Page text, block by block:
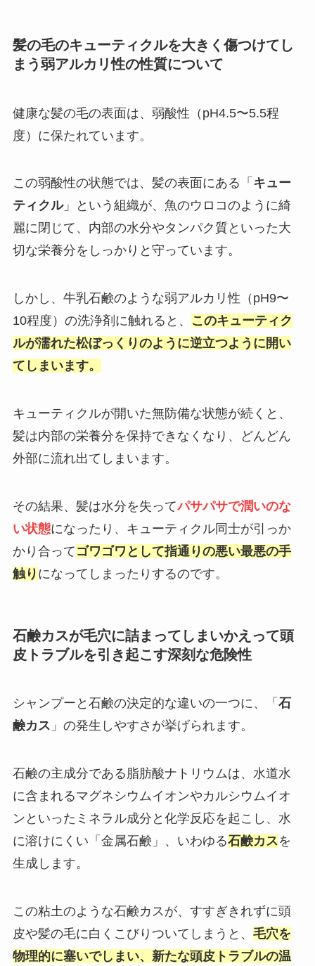
髪の毛のキューティクルを大きく傷つけてし
まう弱アルカリ性の性質について
健康な髪の毛の表面は、弱酸性（pH4.5〜5.5程
度）に保たれています。
この弱酸性の状態では、髪の表面にある「 キュー
ティクル」という組織が、魚のウロコのように綺
麗に閉じて、内部の水分やタンパク質といった大
切な栄養分をしっかりと守っています。
しかし、牛乳石鹸のような弱アルカリ性（pH9〜
10程度）の洗浄剤に触れると、
このキューティク
ルが濡れた松ぼっくりのように逆立つように開い
てしまいます。
キューティクルが開いた無防備な状態が続くと、
髪は内部の栄養分を保持できなくなり、どんどん
外部に流れ出てしまいます。
その結果、髪は水分を失ってパサパサで潤いのな
い状態になったり、キューティクル同士が引っか
かり合って ゴワゴワとして指通りの悪い最悪の手
触り になってしまったりするのです。
石鹸カスが毛穴に詰まってしまいかえって頭
皮トラブルを引き起こす深刻な危険性
シャンプーと石鹸の決定的な違いの一つに、「 石
鹸カス 」の発生しやすさが挙げられます。
石鹸の主成分である脂肪酸ナトリウムは、水道水
に含まれるマグネシウムイオンやカルシウムイオ
ンといったミネラル成分と化学反応を起こし、水
に溶けにくい「金属石鹸」、いわゆる石鹸カスを
生成します。
この粘土のような石鹸カスが、すすぎきれずに頭
皮や髪の毛に白くこびりついてしまうと、 毛穴を
物理的に塞いでしまい、新たな頭皮トラブルの温